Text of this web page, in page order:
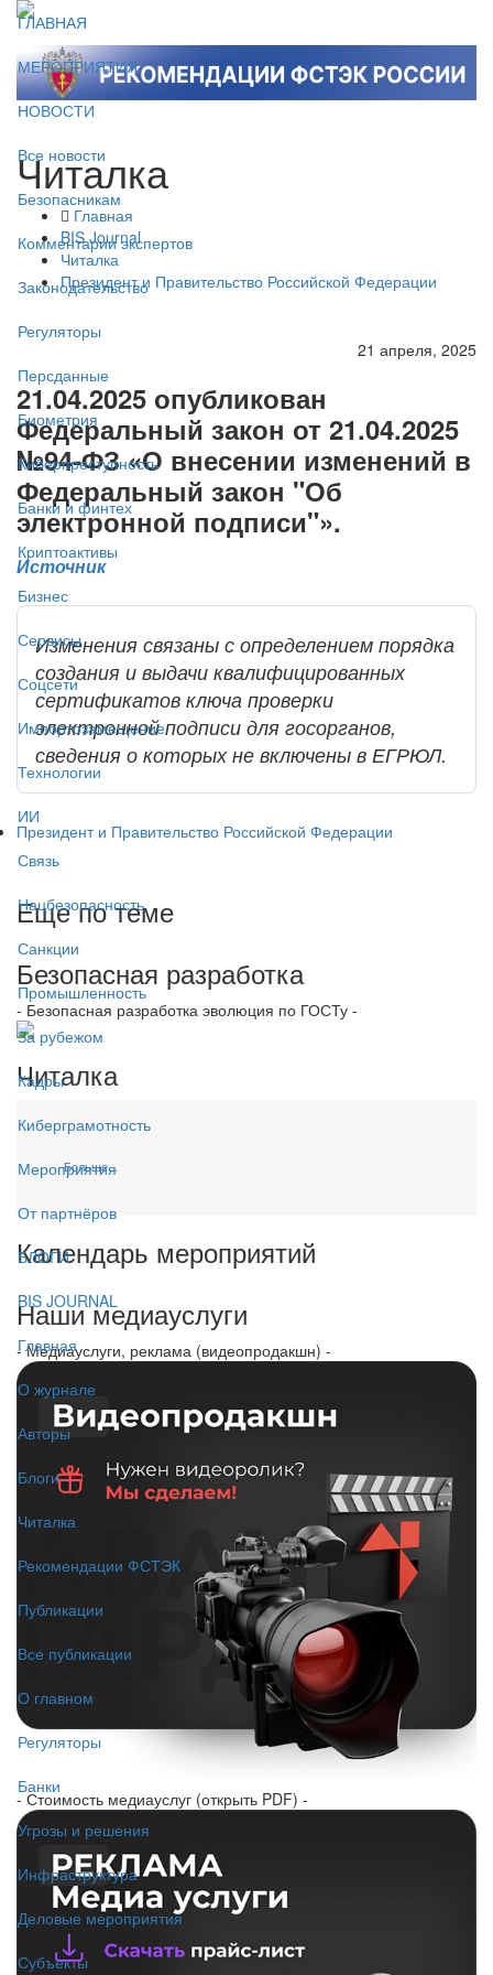
ГЛАВНАЯ
МЕРОПРИЯТИЯ
НОВОСТИ
Все новости
Безопасникам
Комментарии экспертов
Законодательство
Регуляторы
Персданные
Биометрия
Киберпреступность
Банки и финтех
Криптоактивы
Бизнес
Сервисы
Соцсети
Импортозамещение
Технологии
ИИ
Связь
Нацбезопасность
Санкции
Промышленность
За рубежом
Кадры
Киберграмотность
Мероприятия
От партнёров
БЛОГИ
BIS JOURNAL
Главная
О журнале
Авторы
Блоги
Читалка
Рекомендации ФСТЭК
Публикации
Все публикации
О главном
Регуляторы
Банки
Угрозы и решения
Инфраструктура
Деловые мероприятия
Субъекты
Читалка
Главная
BIS Journal
Читалка
Президент и Правительство Российской Федерации
21 апреля, 2025
21.04.2025 опубликован
Федеральный закон от 21.04.2025
№94-ФЗ «О внесении изменений в
Федеральный закон "Об
электронной подписи"».
Источник
Изменения связаны с определением порядка
создания и выдачи квалифицированных
сертификатов ключа проверки
электронной подписи для госорганов,
сведения о которых не включены в ЕГРЮЛ.
Президент и Правительство Российской Федерации
Еще по теме
Безопасная разработка
- Безопасная разработка эволюция по ГОСТу -
Читалка
Больше...
Календарь мероприятий
Наши медиауслуги
- Медиауслуги, реклама (видеопродакшн) -
- Стоимость медиауслуг (открыть PDF) -